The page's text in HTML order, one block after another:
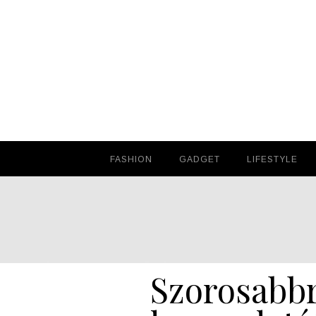
FASHION
FASHION GADGET
GADGET LIFESTYLE
LIFESTYLE